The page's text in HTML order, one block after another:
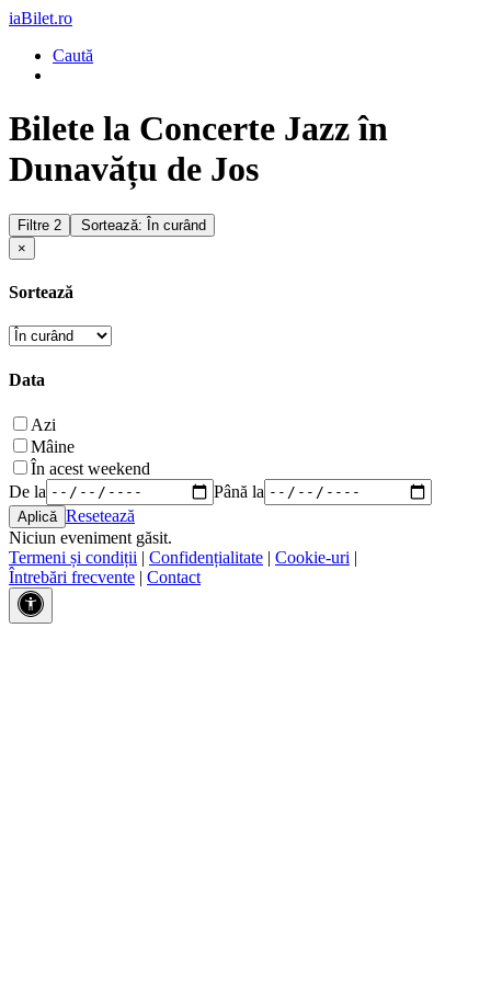
iaBilet.ro
Caută
Bilete la Concerte Jazz în
Dunavățu de Jos
Filtre 2
Sortează: În curând
×
Sortează
Data
Azi
Mâine
În acest weekend
De la
Până la
Resetează
Niciun eveniment găsit.
Termeni și condiții | Confidențialitate | Cookie-uri |
Întrebări frecvente | Contact